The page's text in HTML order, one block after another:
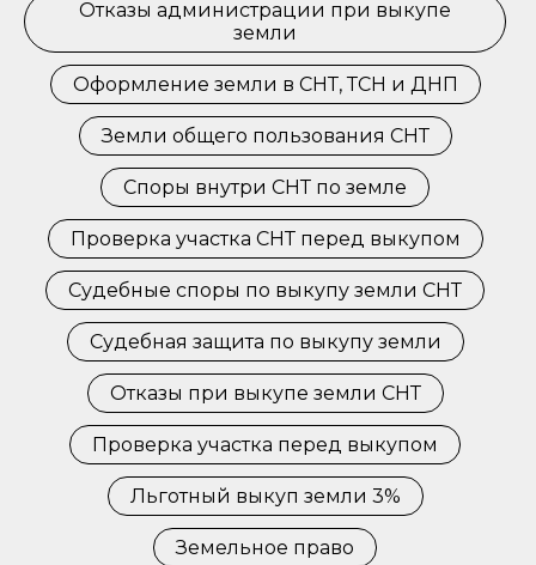
Отказы администрации при выкупе
земли
Оформление земли в СНТ, ТСН и ДНП
Земли общего пользования СНТ
Споры внутри СНТ по земле
Проверка участка СНТ перед выкупом
Судебные споры по выкупу земли СНТ
Судебная защита по выкупу земли
Отказы при выкупе земли СНТ
Проверка участка перед выкупом
Льготный выкуп земли 3%
Земельное право